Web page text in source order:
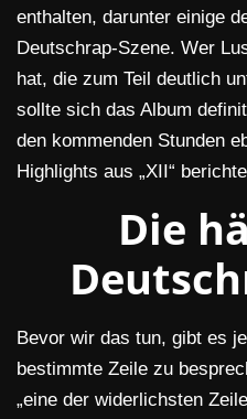
enthalten, darunter einige
Deutschrap-Szene. Wer
hat, die zum Teil deutlich
sollte sich das Album
den kommenden Stunden
Highlights aus „XII“
Die
Bevor wir das tun, gibt es
bestimmte Zeile zu
„eine der widerlichsten